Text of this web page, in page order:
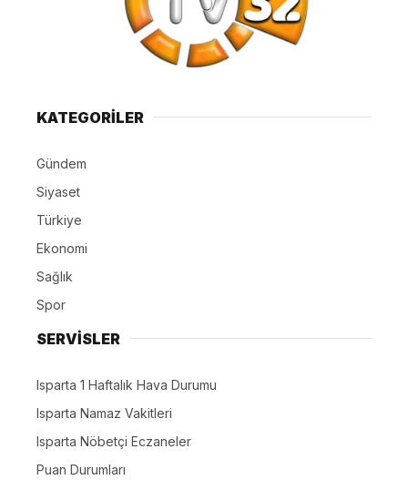
KATEGORİLER
Gündem
Siyaset
Türkiye
Ekonomi
Sağlık
Spor
SERVİSLER
Isparta 1 Haftalık Hava Durumu
Isparta Namaz Vakitleri
Isparta Nöbetçi Eczaneler
Puan Durumları